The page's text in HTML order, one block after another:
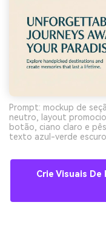
Prompt: mockup de
neutro, layout
botão, ciano claro e
texto azul-verde
Crie Visuais De